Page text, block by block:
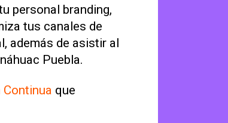
personal branding,
tus canales de
además de asistir al
Puebla.
Continua que